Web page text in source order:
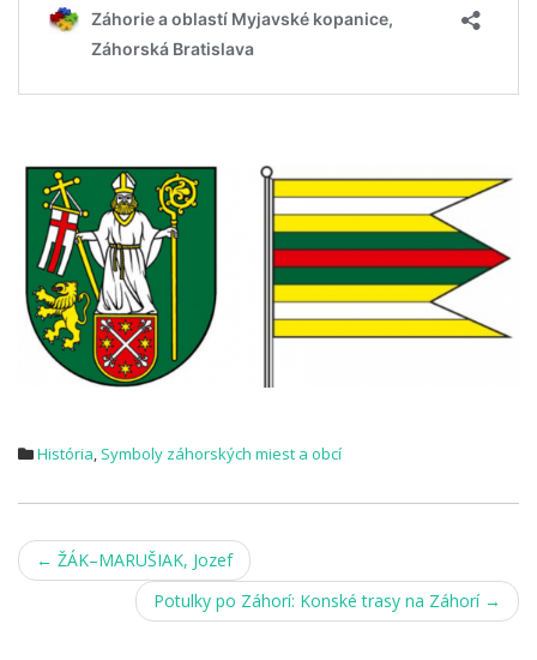
História, Symboly záhorských miest a obcí
Post
navigation
← ŽÁK–MARUŠIAK, Jozef
Potulky po Záhorí: Konské trasy na Záhorí →